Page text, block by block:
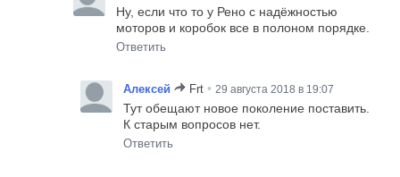
Ну, если что то у Рено с надёжностью
моторов и коробок все в полоном порядке.
Ответить
Алексей Frt • 29 августа 2018 в 19:07
Тут обещают новое поколение поставить.
К старым вопросов нет.
Ответить